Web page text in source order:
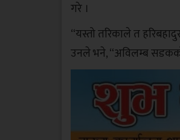
गरे ।
“यस्तो तरिकाले त
उनले भने, “अविलम्ब सडकको